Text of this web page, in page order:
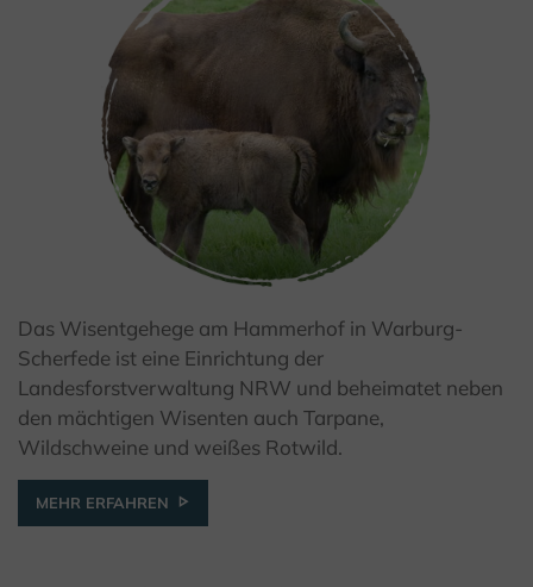
© Wald und Holz NRW
Das Wisentgehege am Hammerhof in Warburg-
Scherfede ist eine Einrichtung der
Landesforstverwaltung NRW und beheimatet neben
den mächtigen Wisenten auch Tarpane,
Wildschweine und weißes Rotwild.
MEHR ERFAHREN